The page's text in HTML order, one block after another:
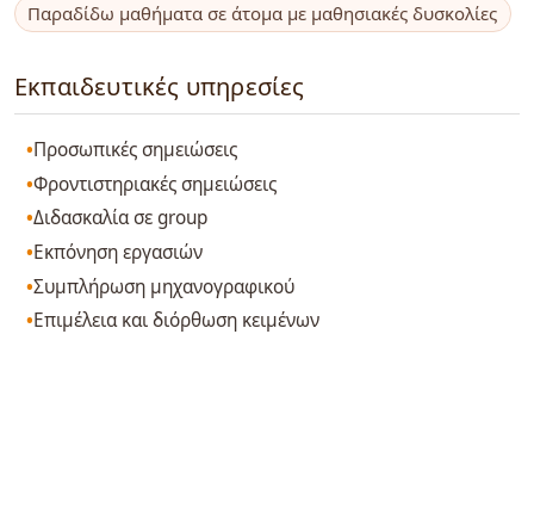
Παραδίδω μαθήματα σε άτομα με μαθησιακές δυσκολίες
Εκπαιδευτικές υπηρεσίες
Προσωπικές σημειώσεις
Φροντιστηριακές σημειώσεις
Διδασκαλία σε group
Εκπόνηση εργασιών
Συμπλήρωση μηχανογραφικού
Επιμέλεια και διόρθωση κειμένων